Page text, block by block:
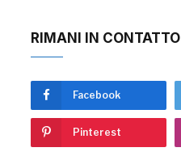
RIMANI IN CONTATTO
Facebook
Pinterest